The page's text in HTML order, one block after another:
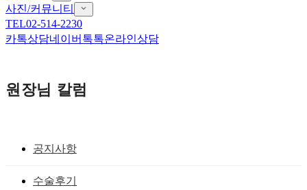
사진/커뮤니티
TEL02-514-2230
카톡상담네이버톡톡온라인상담
원장님 칼럼
공지사항
수술후기